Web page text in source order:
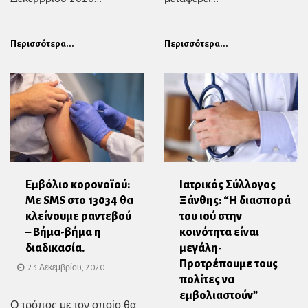
Περισσότερα... Περισσότερα...
Εμβόλιο κορονοϊού:
Με SMS στο 13034 θα
κλείνουμε ραντεβού
– Βήμα-βήμα η
διαδικασία.
23 Δεκεμβρίου, 2020
Ο τρόπος με τον οποίο θα
Ιατρικός Σύλλογος
Ξάνθης: “Η διασπορά
του ιού στην
κοινότητα είναι
μεγάλη-
Προτρέπουμε τους
πολίτες να
εμβολιαστούν”